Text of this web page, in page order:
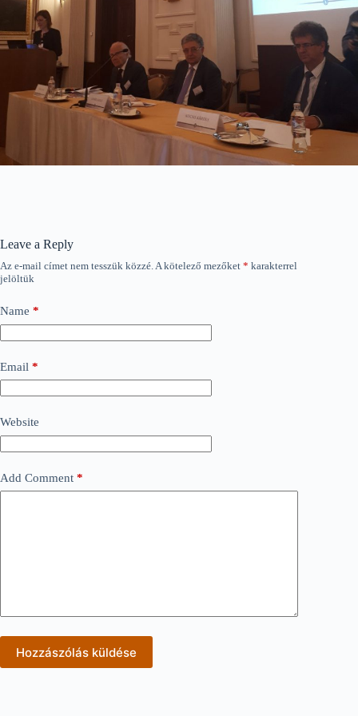
Leave a Reply
Az e-mail címet nem tesszük közzé.A kötelező mezőket * karakterrel
jelöltük
Name *
Email *
Website
Add Comment *
Hozzászólás küldése